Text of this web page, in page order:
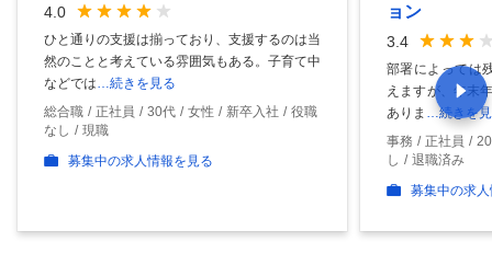
4.0
ひと通りの支援は揃っており、支援するのは当
然のことと考えている雰囲気もある。子育て中
などでは …続きを見る
総合職
正社員 30代 女性 新卒入社
役職
なし
現職
募集中の求人情報を見る
ョン
3.4
部署によっては
えますが、年末
ありま
…続きを
事務
正社員
し
退職済み
募集中の求